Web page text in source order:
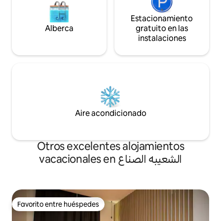
Alberca
Estacionamiento
gratuito en las
instalaciones
Aire acondicionado
Otros excelentes alojamientos
vacacionales en الشعيبه الصناع
Favorito entre huéspedes
Favorito entre huéspedes